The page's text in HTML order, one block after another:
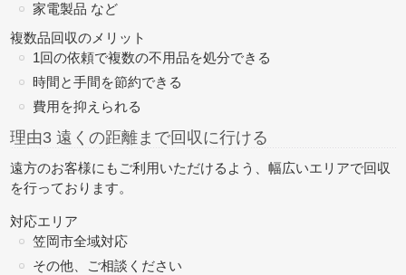
家電製品 など
複数品回収のメリット
1回の依頼で複数の不用品を処分できる
時間と手間を節約できる
費用を抑えられる
理由3 遠くの距離まで回収に行ける
遠方のお客様にもご利用いただけるよう、幅広いエリアで回収
を行っております。
対応エリア
笠岡市全域対応
その他、ご相談ください